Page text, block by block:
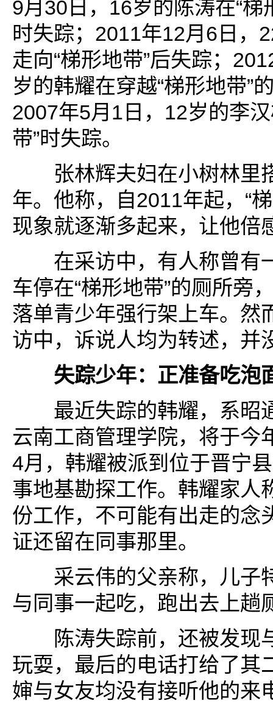
9月30日，16岁的陈涛在“梯
时失踪；2011年12月6日，
走向“梯形地带”后失踪；
岁的韩耀在穿越“梯形地带”
2007年5月1日，12岁的李
带”时失踪。
张林辉夫妇在小树林里
年。他称，自2011年起，“
现象就逐渐多起来，让他倍
在采访中，有人称曾有
车停在“梯形地带”的厕所旁
落单青少年强行架上车。然
访中，诉说人均为转述，并
失踪少年：正准备吃泡
最近失踪的韩耀，系昭
云南工商管理学院，将于今
4月，韩耀被派到位于晋宁
事地基勘探工作。韩耀家人
份工作，不可能有出走的念
证还留在同事那里。
采云伟的父亲称，儿子
与同事一起吃，跑出去上趟
陈涛失踪前，还被发现
玩耍，最后的电话打给了其
婶与女友均没有接听他的来